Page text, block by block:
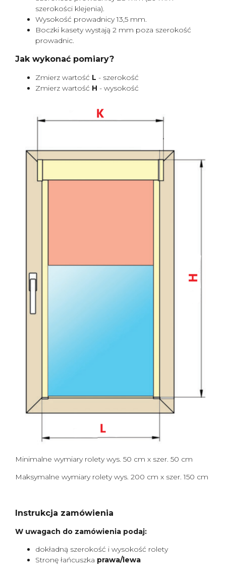
szerokości klejenia).
Wysokość prowadnicy 13,5 mm.
Boczki kasety wystają 2 mm poza szerokość
prowadnic.
Jak wykonać pomiary?
Zmierz wartość L - szerokość
Zmierz wartość H - wysokość
Minimalne wymiary rolety wys. 50 cm x szer. 50 cm
Maksymalne wymiary rolety wys. 200 cm x szer. 150 cm
Instrukcja zamówienia
W uwagach do zamówienia podaj:
dokładną szerokość i wysokość rolety
Stronę łańcuszka prawa/lewa